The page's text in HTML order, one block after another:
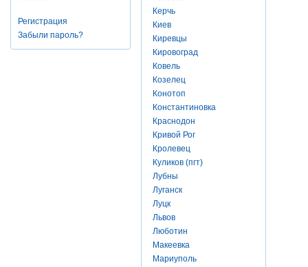
Регистрация
Забыли пароль?
Керчь
Киев
Киревцы
Кировоград
Ковель
Козелец
Конотоп
Константиновка
Краснодон
Кривой Рог
Кролевец
Куликов (пгт)
Лубны
Луганск
Луцк
Львов
Люботин
Макеевка
Мариуполь